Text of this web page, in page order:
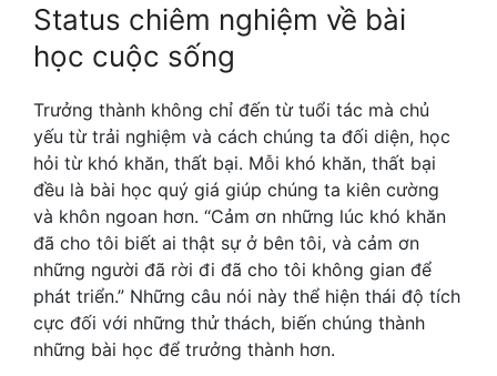
Status chiêm nghiệm về bài
học cuộc sống
Trưởng thành không chỉ đến từ tuổi tác mà chủ
yếu từ trải nghiệm và cách chúng ta đối diện, học
hỏi từ khó khăn, thất bại. Mỗi khó khăn, thất bại
đều là bài học quý giá giúp chúng ta kiên cường
và khôn ngoan hơn. “Cảm ơn những lúc khó khăn
đã cho tôi biết ai thật sự ở bên tôi, và cảm ơn
những người đã rời đi đã cho tôi không gian để
phát triển.” Những câu nói này thể hiện thái độ tích
cực đối với những thử thách, biến chúng thành
những bài học để trưởng thành hơn.